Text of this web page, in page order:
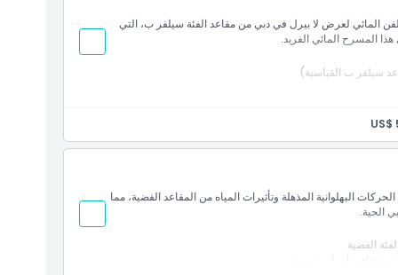
والفن المائي لعرض لا بيرل في دبي من مقاعد الفئة سيلفر ب، التي
المسرح المائي الفريد.
سيلفر ب القياسية)
لتر من الماء
المقاعد المتاحة ضمن فئة سيلفر ب لك.
التذكرة.
من يوليو إلى سبتمبر.
US$
البهلوانية المذهلة وتأثيرات المياه من المقاعد الفضية، مما
الحية.
الفضية